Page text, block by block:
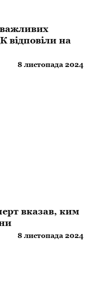
відповіли на
8 листопада 2024
вказав, ким
8 листопада 2024